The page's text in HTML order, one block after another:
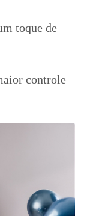
toque de
controle